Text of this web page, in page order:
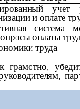
учет
и оплате
система
оплаты
труда
грамотно,